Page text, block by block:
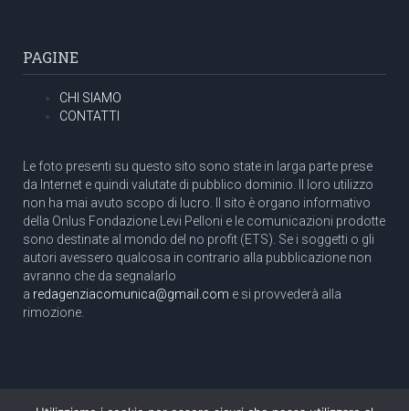
PAGINE
CHI SIAMO
CONTATTI
Le foto presenti su questo sito sono state in larga parte prese
da Internet e quindi valutate di pubblico dominio. Il loro utilizzo
non ha mai avuto scopo di lucro. Il sito è organo informativo
della Onlus Fondazione Levi Pelloni e le comunicazioni prodotte
sono destinate al mondo del no profit (ETS). Se i soggetti o gli
autori avessero qualcosa in contrario alla pubblicazione non
avranno che da segnalarlo
a redagenziacomunica@gmail.com e si provvederà alla
rimozione.